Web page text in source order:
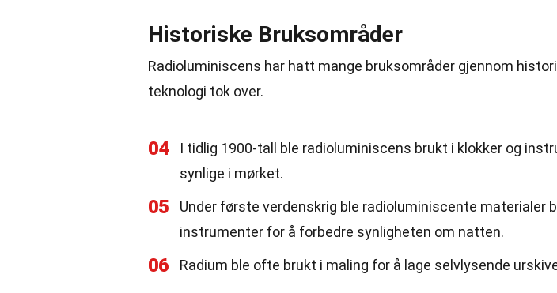
Historiske Bruksområder
Radioluminiscens har hatt mange bruksområder gjennom
teknologi tok over.
04
I tidlig 1900-tall ble radioluminiscens brukt i klokker og
synlige i mørket.
05
Under første verdenskrig ble radioluminiscente materialer
instrumenter for å forbedre synligheten om natten.
06 Radium ble ofte brukt i maling for å lage selvlysende